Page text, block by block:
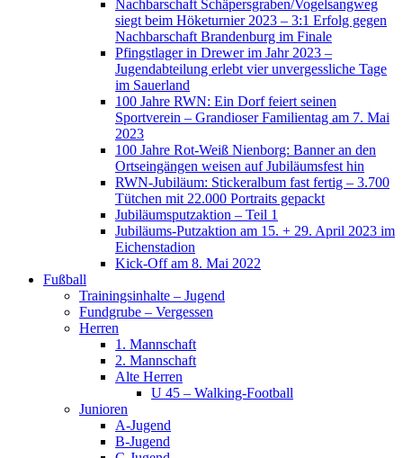
Nachbarschaft Schäpersgraben/Vogelsangweg
siegt beim Höketurnier 2023 – 3:1 Erfolg gegen
Nachbarschaft Brandenburg im Finale
Pfingstlager in Drewer im Jahr 2023 –
Jugendabteilung erlebt vier unvergessliche Tage
im Sauerland
100 Jahre RWN: Ein Dorf feiert seinen
Sportverein – Grandioser Familientag am 7. Mai
2023
100 Jahre Rot-Weiß Nienborg: Banner an den
Ortseingängen weisen auf Jubiläumsfest hin
RWN-Jubiläum: Stickeralbum fast fertig – 3.700
Tütchen mit 22.000 Portraits gepackt
Jubiläumsputzaktion – Teil 1
Jubiläums-Putzaktion am 15. + 29. April 2023 im
Eichenstadion
Kick-Off am 8. Mai 2022
Fußball
Trainingsinhalte – Jugend
Fundgrube – Vergessen
Herren
1. Mannschaft
2. Mannschaft
Alte Herren
U 45 – Walking-Football
Junioren
A-Jugend
B-Jugend